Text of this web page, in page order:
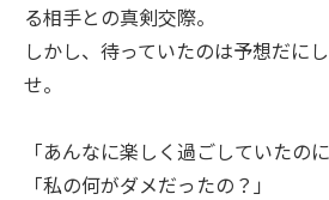
る相手との真剣交際。
しかし、待っていたのは予想だに
せ。
「あんなに楽しく過ごしていたの
「私の何がダメだったの？」